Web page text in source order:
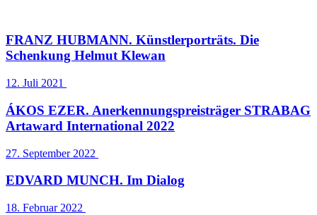
FRANZ HUBMANN. Künstlerporträts. Die
Schenkung Helmut Klewan
12. Juli 2021
ÁKOS EZER. Anerkennungspreisträger STRABAG
Artaward International 2022
27. September 2022
EDVARD MUNCH. Im Dialog
18. Februar 2022